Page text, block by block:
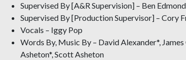
Supervised By [A&R Supervision] – Ben
Supervised By [Production Supervisor] – Cory
Vocals – Iggy Pop
Words By, Music By – David Alexander*,
Asheton*, Scott Asheton